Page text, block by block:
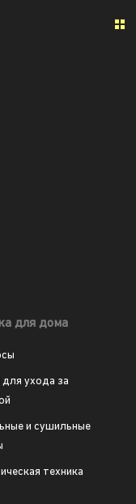
для дома
ухода за
и сушильные
техника